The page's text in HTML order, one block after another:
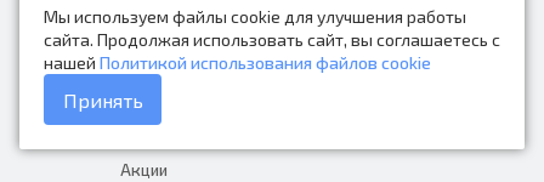
Мы используем файлы cookie для улучшения работы
сайта. Продолжая использовать сайт, вы соглашаетесь с
нашей Политикой использования файлов cookie
Принять
Контакты
Каталог товаров
Доставка и оплата
Акции